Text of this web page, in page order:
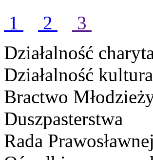
1 2
3
Działalność
Działalność
Bractwo
Duszpasterstwa
Rada